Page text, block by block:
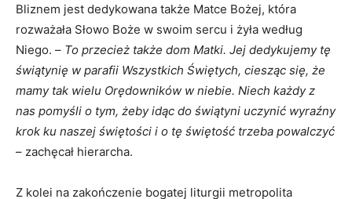
Bliznem jest dedykowana także Matce Bożej, która
rozważała Słowo Boże w swoim sercu i żyła według
Niego. – To przecież także dom Matki. Jej dedykujemy tę
świątynię w parafii Wszystkich Świętych, ciesząc się, że
mamy tak wielu Orędowników w niebie. Niech każdy z
nas pomyśli o tym, żeby idąc do świątyni uczynić wyraźny
krok ku naszej świętości i o tę świętość trzeba powalczyć
– zachęcał hierarcha.
Z kolei na zakończenie bogatej liturgii metropolita